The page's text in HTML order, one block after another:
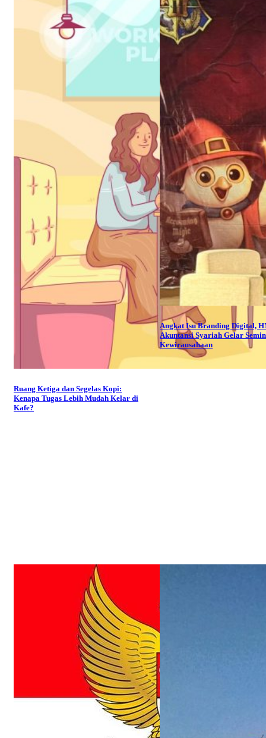
Ruang Ketiga dan Segelas Kopi:
Kenapa Tugas Lebih Mudah Kelar di
Kafe?
Angkat Isu Branding Digital,
Akuntansi Syariah Gelar
Kewirausahaan